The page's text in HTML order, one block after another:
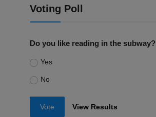
Voting Poll
Do you like reading in the subway?
Yes
No
Vote View Results